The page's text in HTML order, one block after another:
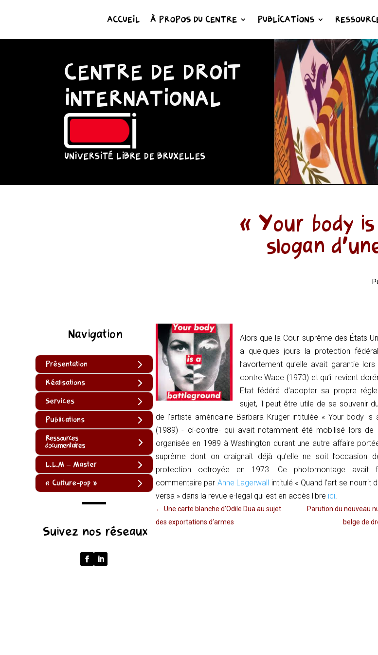
ACCUEIL À PROPOS DU CENTRE PUBLICATIONS
CENTRE DE DROIT
INTERNATIONAL
UNIVERSITÉ LIBRE DE BRUXELLES
« Your body
slogan
Navigation
Présentation
Réalisations
Services
Publications
Ressources
documentaires
L.L.M – Master
« Culture-pop »
Suivez nos réseaux
Alors que la Cour suprême des États-
a quelques jours la protection
l’avortement qu’elle avait garantie lors
contre Wade (1973) et qu’il revient
Etat fédéré d’adopter sa propre
sujet, il peut être utile de se souvenir
de l’artiste américaine Barbara Kruger intitulée « Your body is
(1989) - ci-contre- qui avait notamment été mobilisé lors de
organisée en 1989 à Washington durant une autre affaire
suprême dont on craignait déjà qu’elle ne soit l’occasion
protection octroyée en 1973. Ce photomontage avait
commentaire par Anne Lagerwall intitulé « Quand l’art se nourrit
versa » dans la revue e-legal qui est en accès libre ici.
← Une carte blanche d’Odile Dua au sujet
des exportations d’armes
Parution du nouveau
belge de